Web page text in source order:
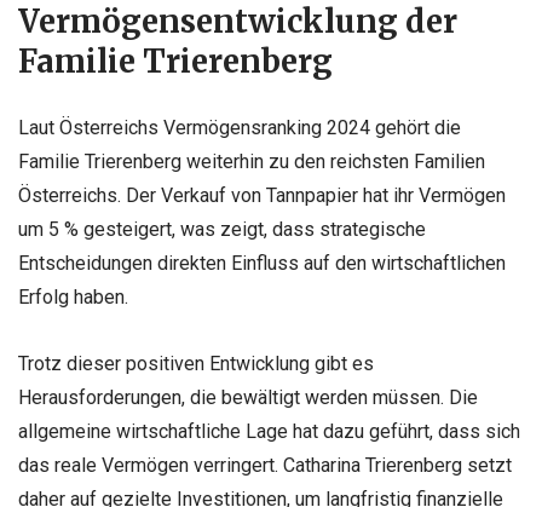
Vermögensentwicklung der
Familie Trierenberg
Laut Österreichs Vermögensranking 2024 gehört die
Familie Trierenberg weiterhin zu den reichsten Familien
Österreichs. Der Verkauf von Tannpapier hat ihr Vermögen
um 5 % gesteigert, was zeigt, dass strategische
Entscheidungen direkten Einfluss auf den wirtschaftlichen
Erfolg haben.
Trotz dieser positiven Entwicklung gibt es
Herausforderungen, die bewältigt werden müssen. Die
allgemeine wirtschaftliche Lage hat dazu geführt, dass sich
das reale Vermögen verringert. Catharina Trierenberg setzt
daher auf gezielte Investitionen, um langfristig finanzielle